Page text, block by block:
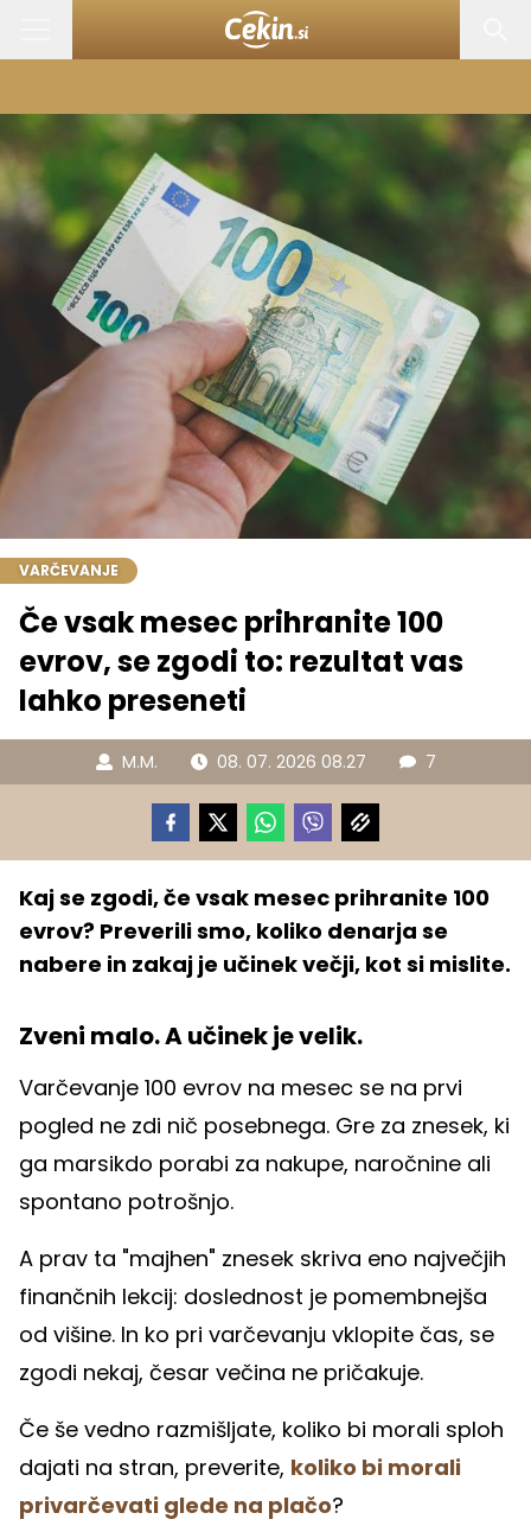
VARČEVANJE
Če vsak mesec prihranite 100
evrov, se zgodi to: rezultat vas
lahko preseneti
M.M. 08. 07. 2026 08.27 7
Kaj se zgodi, če vsak mesec prihranite 100
evrov? Preverili smo, koliko denarja se
nabere in zakaj je učinek večji, kot si mislite.
Zveni malo. A učinek je velik.
Varčevanje 100 evrov na mesec se na prvi
pogled ne zdi nič posebnega. Gre za znesek, ki
ga marsikdo porabi za nakupe, naročnine ali
spontano potrošnjo.
A prav ta "majhen" znesek skriva eno največjih
finančnih lekcij: doslednost je pomembnejša
od višine. In ko pri varčevanju vklopite čas, se
zgodi nekaj, česar večina ne pričakuje.
Če še vedno razmišljate, koliko bi morali sploh
dajati na stran, preverite, koliko bi morali
privarčevati glede na plačo?